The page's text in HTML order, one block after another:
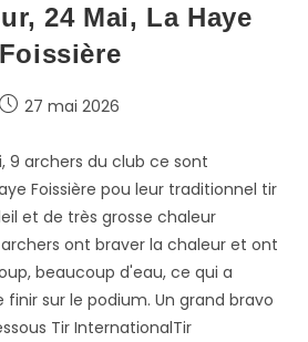
24 Mai, La Haye
Foissière
Publication
27 mai 2026
9 archers du club ce sont
Foissière pou leur traditionnel tir
et de très grosse chaleur
ont braver la chaleur et ont
beaucoup d'eau, ce qui a
finir sur le podium. Un grand bravo
Tir InternationalTir